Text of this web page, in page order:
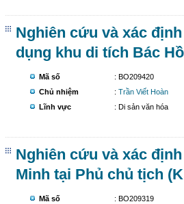
Nghiên cứu và xác
dụng khu di tích Bác
Mã số
: BO209420
Chủ nhiệm
:Trần Viết Hoàn
Lĩnh vực
: Di sản văn hóa
Nghiên cứu và xác
Minh tại Phủ chủ tịch
Mã số
: BO209319